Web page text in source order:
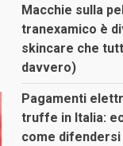
Macchie sulla
tranexamico è
skincare che
davvero)
Pagamenti
truffe in Italia:
come difendersi